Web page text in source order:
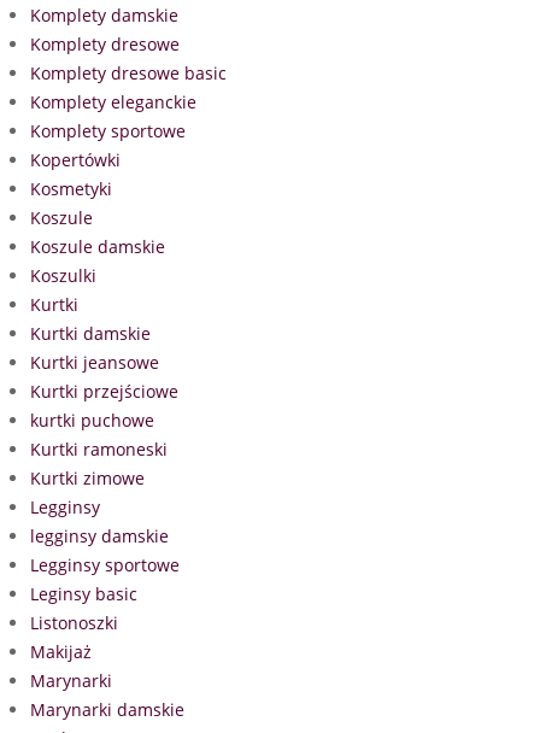
Komplety damskie
Komplety dresowe
Komplety dresowe basic
Komplety eleganckie
Komplety sportowe
Kopertówki
Kosmetyki
Koszule
Koszule damskie
Koszulki
Kurtki
Kurtki damskie
Kurtki jeansowe
Kurtki przejściowe
kurtki puchowe
Kurtki ramoneski
Kurtki zimowe
Legginsy
legginsy damskie
Legginsy sportowe
Leginsy basic
Listonoszki
Makijaż
Marynarki
Marynarki damskie